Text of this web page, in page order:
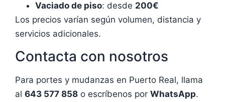
Vaciado de piso: desde 200€
Los precios varían según volumen, distancia y
servicios adicionales.
Contacta con nosotros
Para portes y mudanzas en Puerto Real, llama
al 643 577 858 o escríbenos por WhatsApp.